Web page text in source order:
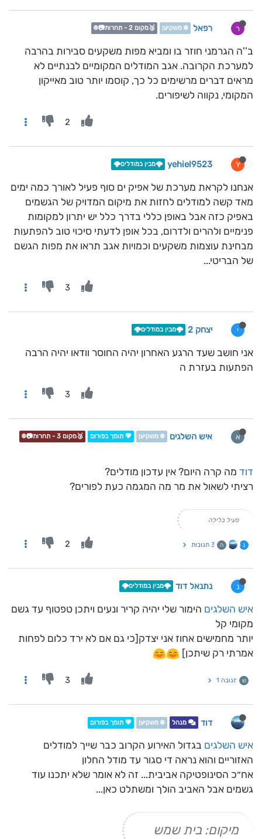
ר רפאל ❄️ משקיען 🥈מקום 2 - תחרות📷❄️
ב''ה הגרמני חוזר בו ומביא מפות משקעים סבירות בהרבה
למערכת הקרובה. אגב המודלים המקומיים לבנתיים לא
מראים דברים מרשימים כל כך, קוסמו יותר טוב מאייקון
המקומי, נקווה לשיפורים.
2
Y
yehiel9523 🌩️מבין במודלים🌩️
אנחנו לקראת מערכת של אפיק ים סוף פעיל לאורך כמה ימים
מאד קשה למודלים לחזות את מיקום המדויק של הגשמים
באפיק כזה אבל באופן כללי בדרך כלל יש יתרון למקומות
פנימיים ולהרים ולדרום, בכל אופן לדעתי סיכוי טוב להפתעות
מבחינת עוצמות משקעים וכמויות אגב תראו את מפות הגשם
של הבריטי...
3
י יצחק 2 🌩️מבין במודלים🌩️
אני חושב שעד הרגע האחרון יהיה החוסר וודאו יהיה הרבה
הפתעות בעזרת ה
3
א איש השלגים ❄️ משקיען 💖 תומך בפורום 🥉מקום 3 - תחרות📷❄️
דוד מה קרה היום? אין עדכון מודלים?
רציתי לשאול את מר מה המגמה כעת לפורים?
פעיל בלילה
נ ה 3 תגובות 2
נ נתנאל דוד 🌩️מבין במודלים🌩️
איש השלגים הימור שלי יהיה קריר ונעים ויתכן טפטוף עד גשם
מקומי קל
יותר מחמישים אחוז אני יצדק[כי גם אם לא ירד כלום לפחות
אמרתי רק שיתכן]
ש תגובה 1 3
דוד מנהל ❄️ משקיען 💖 תומך בפורום
איש השלגים בגדול האירוע הקרוב כבר שייך למודלים
האזוריים והוא נראה די סגור עד מודל החלון
אח״כ הסינופטיקה אביבית... זה לא אומר שלא יתכנו עוד
גשמים אבל האביב הולך ומשתלט כאן...
מיקום: בית שמש